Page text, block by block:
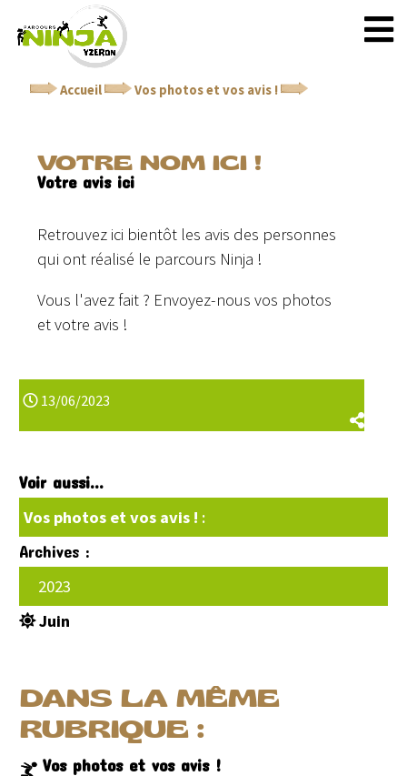
Accueil Vos photos et vos avis !
VOTRE NOM ICI !
Votre avis ici
Retrouvez ici bientôt les avis des personnes
qui ont réalisé le parcours Ninja !
Vous l'avez fait ? Envoyez-nous vos photos
et votre avis !
13/06/2023
Voir aussi...
Vos photos et vos avis ! :
Archives :
2023
Juin
DANS LA MÊME
RUBRIQUE :
Vos photos et vos avis !